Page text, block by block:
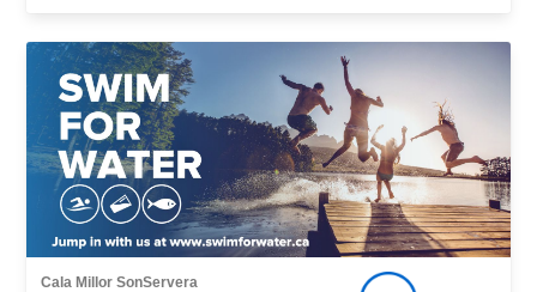
Cala Millor SonServera